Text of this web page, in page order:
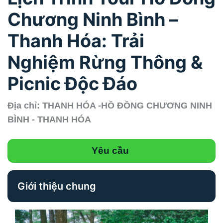
Chương Ninh Bình –
Thanh Hóa: Trải
Nghiệm Rừng Thông &
Picnic Độc Đáo
Địa chỉ: THANH HÓA -HỒ ĐỒNG CHƯƠNG NINH
BÌNH - THANH HÓA
Yêu cầu
Giới thiệu chung